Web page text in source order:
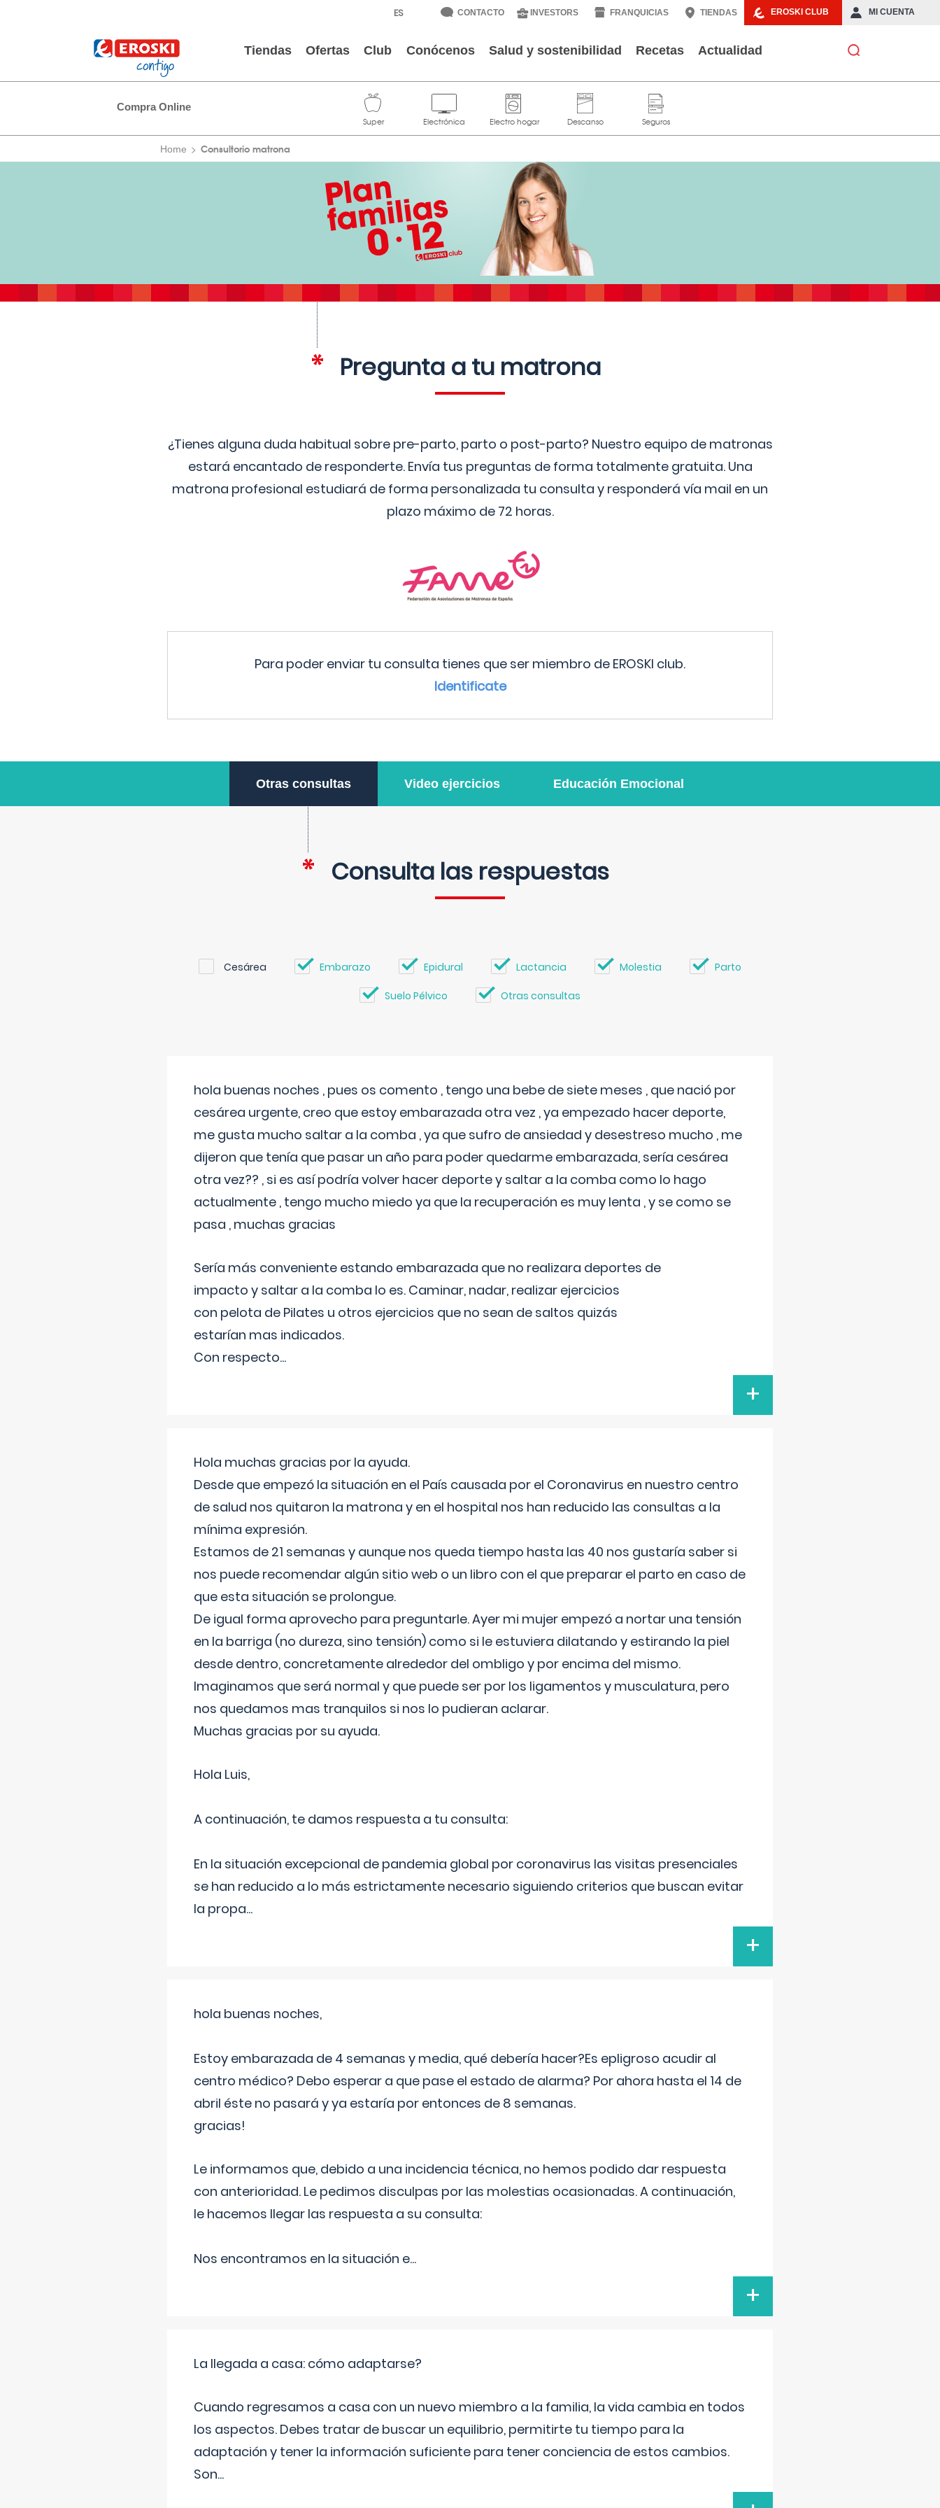
EROSKI CLUB MI CUENTA
CONTACTO INVESTORS FRANQUICIAS TIENDAS
Tiendas Ofertas Club Conócenos Salud y sostenibilidad Recetas Actualidad
Compra Online
Home Consultorio matrona
Pregunta a tu matrona
¿Tienes alguna duda habitual sobre pre-parto, parto o post-parto? Nuestro equipo de matronas
estará encantado de responderte. Envía tus preguntas de forma totalmente gratuita. Una
matrona profesional estudiará de forma personalizada tu consulta y responderá vía mail en un
plazo máximo de 72 horas.
Para poder enviar tu consulta tienes que ser miembro de EROSKI club.
Identificate
Otras consultas Video ejercicios Educación Emocional
Consulta las respuestas
Cesárea Embarazo Epidural Lactancia Molestia Parto
Suelo Pélvico Otras consultas
hola buenas noches , pues os comento , tengo una bebe de siete meses , que nació por
cesárea urgente, creo que estoy embarazada otra vez , ya empezado hacer deporte,
me gusta mucho saltar a la comba , ya que sufro de ansiedad y desestreso mucho , me
dijeron que tenía que pasar un año para poder quedarme embarazada, sería cesárea
otra vez?? , si es así podría volver hacer deporte y saltar a la comba como lo hago
actualmente , tengo mucho miedo ya que la recuperación es muy lenta , y se como se
pasa , muchas gracias
Sería más conveniente estando embarazada que no realizara deportes de
impacto y saltar a la comba lo es. Caminar, nadar, realizar ejercicios
con pelota de Pilates u otros ejercicios que no sean de saltos quizás
estarían mas indicados.
Con respecto...
+
Hola muchas gracias por la ayuda.
Desde que empezó la situación en el País causada por el Coronavirus en nuestro centro
de salud nos quitaron la matrona y en el hospital nos han reducido las consultas a la
mínima expresión.
Estamos de 21 semanas y aunque nos queda tiempo hasta las 40 nos gustaría saber si
nos puede recomendar algún sitio web o un libro con el que preparar el parto en caso de
que esta situación se prolongue.
De igual forma aprovecho para preguntarle. Ayer mi mujer empezó a nortar una tensión
en la barriga (no dureza, sino tensión) como si le estuviera dilatando y estirando la piel
desde dentro, concretamente alrededor del ombligo y por encima del mismo.
Imaginamos que será normal y que puede ser por los ligamentos y musculatura, pero
nos quedamos mas tranquilos si nos lo pudieran aclarar.
Muchas gracias por su ayuda.
Hola Luis,
A continuación, te damos respuesta a tu consulta:
En la situación excepcional de pandemia global por coronavirus las visitas presenciales
se han reducido a lo más estrictamente necesario siguiendo criterios que buscan evitar
la propa...
+
hola buenas noches,
Estoy embarazada de 4 semanas y media, qué debería hacer?Es epligroso acudir al
centro médico? Debo esperar a que pase el estado de alarma? Por ahora hasta el 14 de
abril éste no pasará y ya estaría por entonces de 8 semanas.
gracias!
Le informamos que, debido a una incidencia técnica, no hemos podido dar respuesta
con anterioridad. Le pedimos disculpas por las molestias ocasionadas. A continuación,
le hacemos llegar las respuesta a su consulta:
Nos encontramos en la situación e...
+
La llegada a casa: cómo adaptarse?
Cuando regresamos a casa con un nuevo miembro a la familia, la vida cambia en todos
los aspectos. Debes tratar de buscar un equilibrio, permitirte tu tiempo para la
adaptación y tener la información suficiente para tener conciencia de estos cambios.
Son...